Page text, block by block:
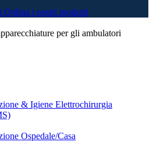
Ordina i nostri prodotti
per gli ambulatori
& Igiene Elettrochirurgia
Ospedale/Casa